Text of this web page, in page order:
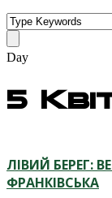
Day
5
ЛІВИЙ БЕРЕГ:
ФРАНКІВСЬКА